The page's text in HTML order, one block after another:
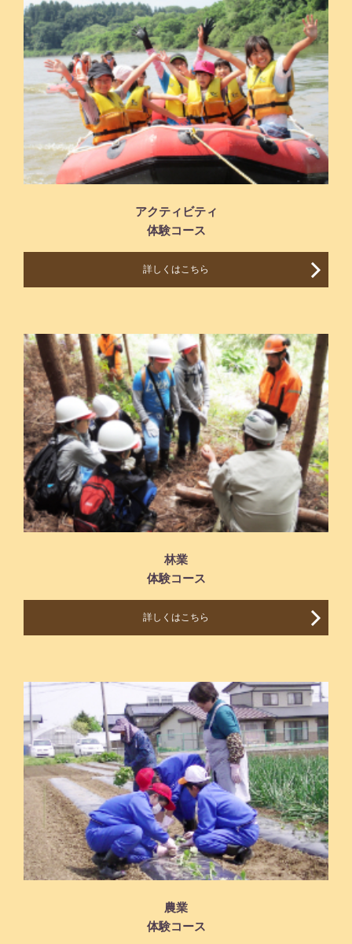
アクティビティ
体験コース
詳しくはこちら
林業
体験コース
詳しくはこちら
農業
体験コース